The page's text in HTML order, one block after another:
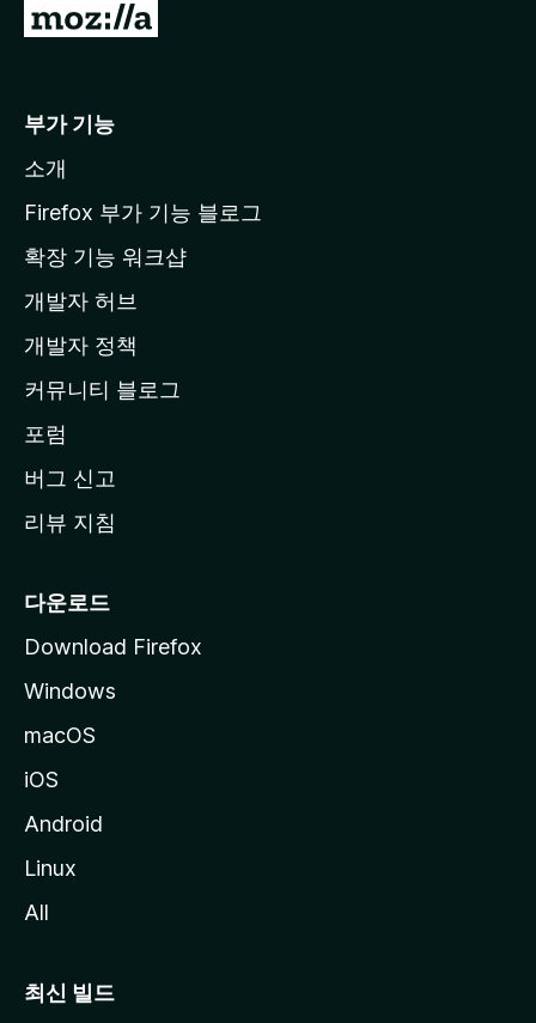
M
l
a
페
이
지
이
동
부가 기능
소개
Firefox 부가 기능 블로그
확장 기능 워크샵
개발자 허브
개발자 정책
커뮤니티 블로그
포럼
버그 신고
리뷰 지침
다운로드
Download Firefox
Windows
macOS
iOS
Android
Linux
All
최신 빌드